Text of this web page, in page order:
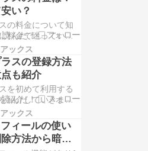
複数人で利用する
フィールの使い方
© 2022 VODマニア
い？
の料金について知
料金で迷っている
ディズニープラス
記のような疑問に
きます。 「ディズ
プランはどうなっ
© 2022 VODマニ
ックス
スの登録方法
も紹介
を初めて利用する
紹介していきま
ラス公式サイトか
こまで説明したよ
法がありますが、
公式サイ ...
ックス
ィールの使い
方法から暗証